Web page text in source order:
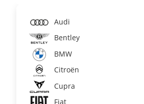
Audi
Bentley
BMW
Citroën
Cupra
Fiat